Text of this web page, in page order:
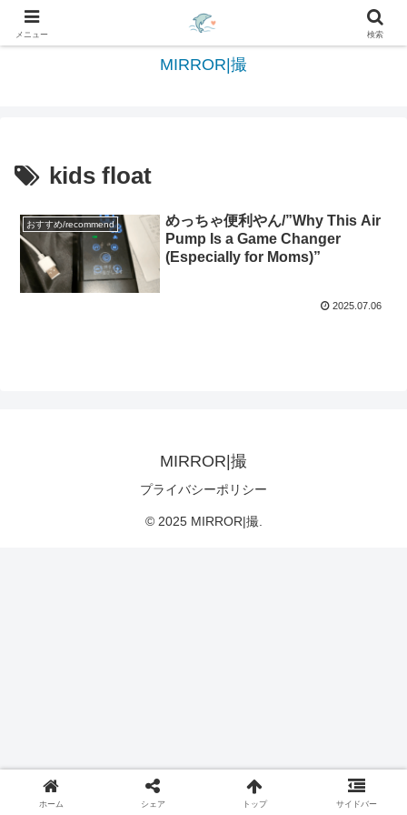
日々を綴る＆写真を切撮る世界へようこそ
MIRROR|撮
kids float
おすすめ/recommend
めっちゃ便利やん/”Why This Air
Pump Is a Game Changer
(Especially for Moms)”
2025.07.06
MIRROR|撮
プライバシーポリシー
© 2025 MIRROR|撮.
メニュー 検索
ホーム シェア トップ サイドバー